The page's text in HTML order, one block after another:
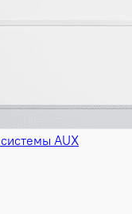
AUX